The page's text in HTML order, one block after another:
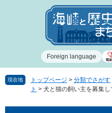
で
ば
Foreign language
現在地 トップページ > 分類でさがす
ト > 犬と猫の飼い主を募集し